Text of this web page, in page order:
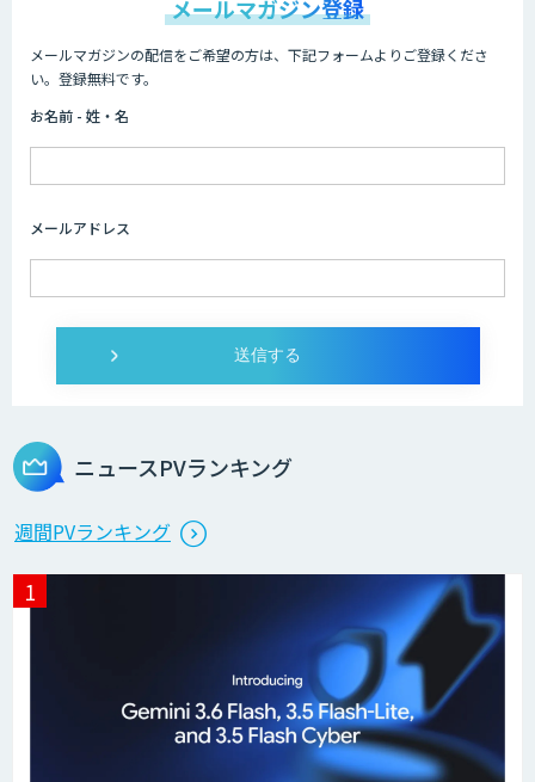
メールマガジン登録
メールマガジンの配信をご希望の方は、下記フォームよりご登録くださ
い。登録無料です。
お名前 - 姓・名
メールアドレス
ニュースPVランキング
週間PVランキング